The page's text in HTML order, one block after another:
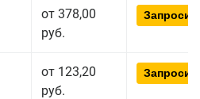
от 378,00
руб.
от 123,20
руб.